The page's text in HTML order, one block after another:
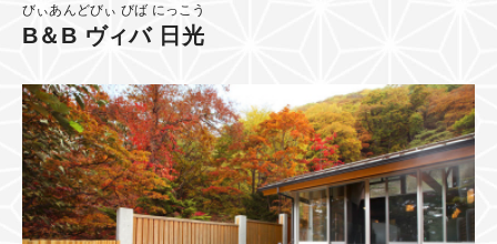
びぃあんどびぃ びば にっこう
B＆B ヴィバ 日光